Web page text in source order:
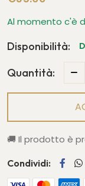
Al momento c'è
Disponibilità:
Quantità:
🚚 Il prodotto è
Condividi: